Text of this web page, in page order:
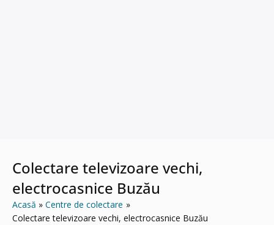
Colectare televizoare vechi,
electrocasnice Buzău
Acasă
Centre de colectare
Colectare televizoare vechi, electrocasnice Buzău